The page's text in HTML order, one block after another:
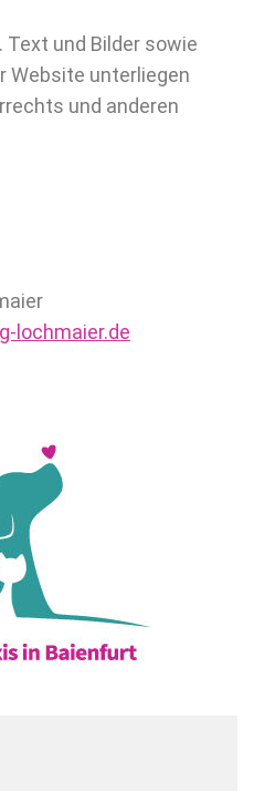
und Bilder sowie
Website unterliegen
und anderen
lochmaier.de